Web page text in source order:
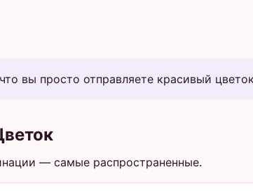
вы просто отправляете красивый
— самые распространенные.